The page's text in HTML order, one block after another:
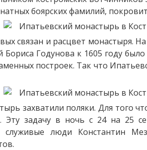
боярских фамилий,
связан и расцвет монастыря.
Бориса Годунова к 1605 году
построек. Так что
захватили поляки. Для того
Эту задачу в ночь с 24 на 25
служивые люди Константин